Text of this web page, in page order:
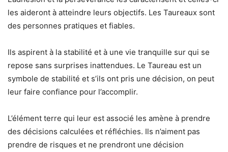
les aideront à atteindre leurs objectifs. Les Taureaux sont
des personnes pratiques et fiables.
Ils aspirent à la stabilité et à une vie tranquille sur qui se
repose sans surprises inattendues. Le Taureau est un
symbole de stabilité et s’ils ont pris une décision, on peut
leur faire confiance pour l’accomplir.
L’élément terre qui leur est associé les amène à prendre
des décisions calculées et réfléchies. Ils n’aiment pas
prendre de risques et ne prendront une décision